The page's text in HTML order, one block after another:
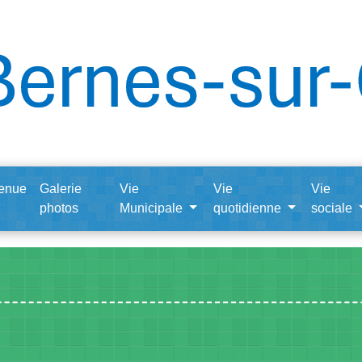
Galerie
photos
Vie
Municipale
Vie
quotidienne
Vie
sociale